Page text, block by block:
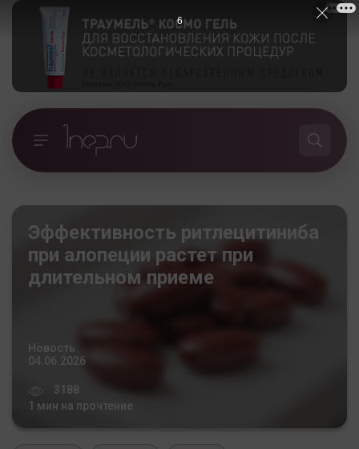
Эффективность ритлецитиниба
при алопеции растет при
длительном приеме
Новость
04.06.2026
3188
1 мин на прочтение
5